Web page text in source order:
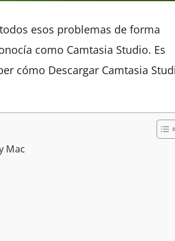
esos problemas de forma
como Camtasia Studio. Es
cómo Descargar Camtasia
Mac